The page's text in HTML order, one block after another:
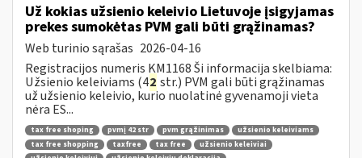
Už kokias užsienio keleivio Lietuvoje įsigyjamas
prekes sumokėtas PVM gali būti grąžinamas?
Web turinio sąrašas 2026-04-16
Registracijos numeris KM1168 Ši informacija skelbiama:
Užsienio keleiviams (42 str.) PVM gali būti grąžinamas
už užsienio keleivio, kurio nuolatinė gyvenamoji vieta
nėra ES...
tax free shoping pvmį 42 str pvm grąžinimas
užsienio keleiviams
tax free shopping
taxfree tax free
užsienio keleiviai